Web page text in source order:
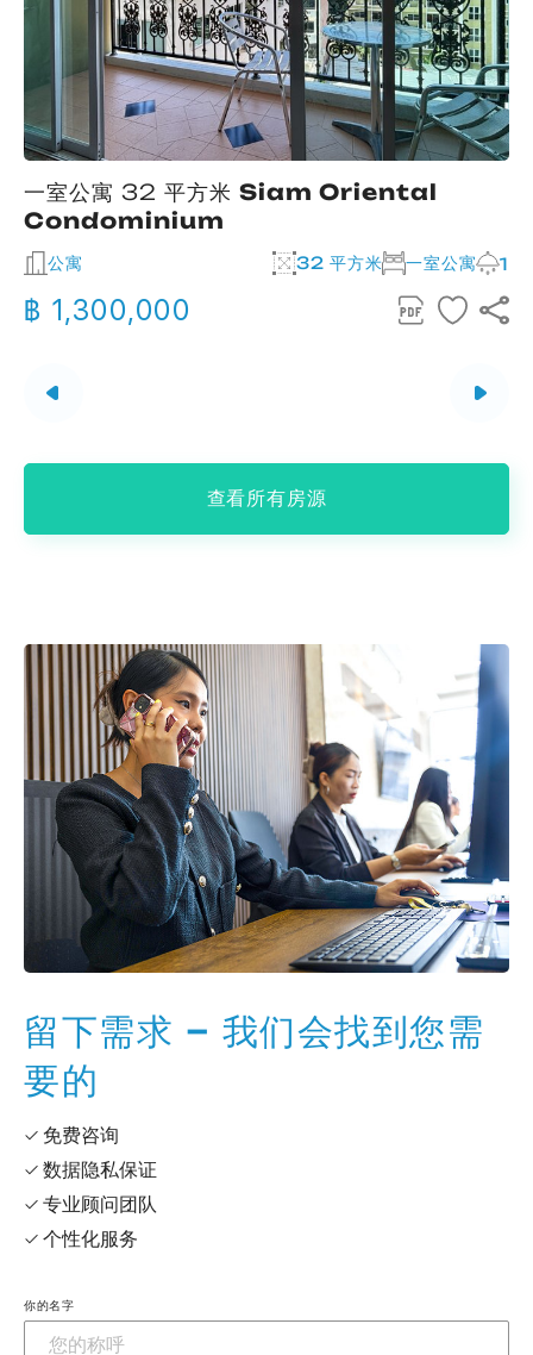
一室公寓 32 平方米 Siam Oriental
Condominium
公寓 32 平方米 一室公寓 1
฿ 1,300,000
查看所有房源
留下需求 – 我们会找到您需
要的
✓ 免费咨询
✓ 数据隐私保证
✓ 专业顾问团队
✓ 个性化服务
你的名字